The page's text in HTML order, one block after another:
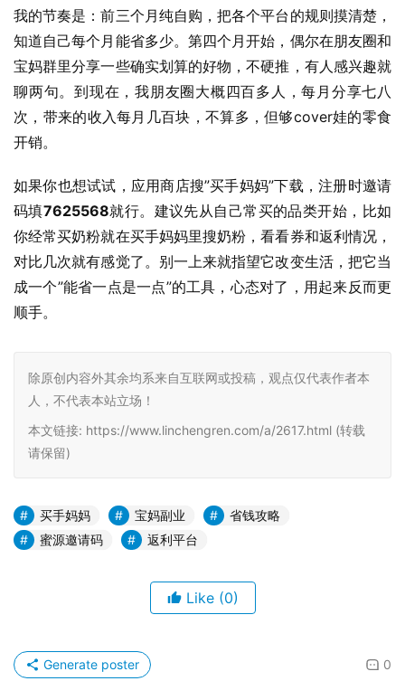
我的节奏是：前三个月纯自购，把各个平台的规则摸清楚，
知道自己每个月能省多少。第四个月开始，偶尔在朋友圈和
宝妈群里分享一些确实划算的好物，不硬推，有人感兴趣就
聊两句。到现在，我朋友圈大概四百多人，每月分享七八
次，带来的收入每月几百块，不算多，但够cover娃的零食
开销。
如果你也想试试，应用商店搜”买手妈妈”下载，注册时邀请
码填7625568就行。建议先从自己常买的品类开始，比如
你经常买奶粉就在买手妈妈里搜奶粉，看看券和返利情况，
对比几次就有感觉了。别一上来就指望它改变生活，把它当
成一个”能省一点是一点”的工具，心态对了，用起来反而更
顺手。
除原创内容外其余均系来自互联网或投稿，观点仅代表作者本
人，不代表本站立场！
本文链接: https://www.linchengren.com/a/2617.html (转载
请保留)
买手妈妈 宝妈副业
省钱攻略
蜜源邀请码
返利平台
Like (0)
0
Generate poster